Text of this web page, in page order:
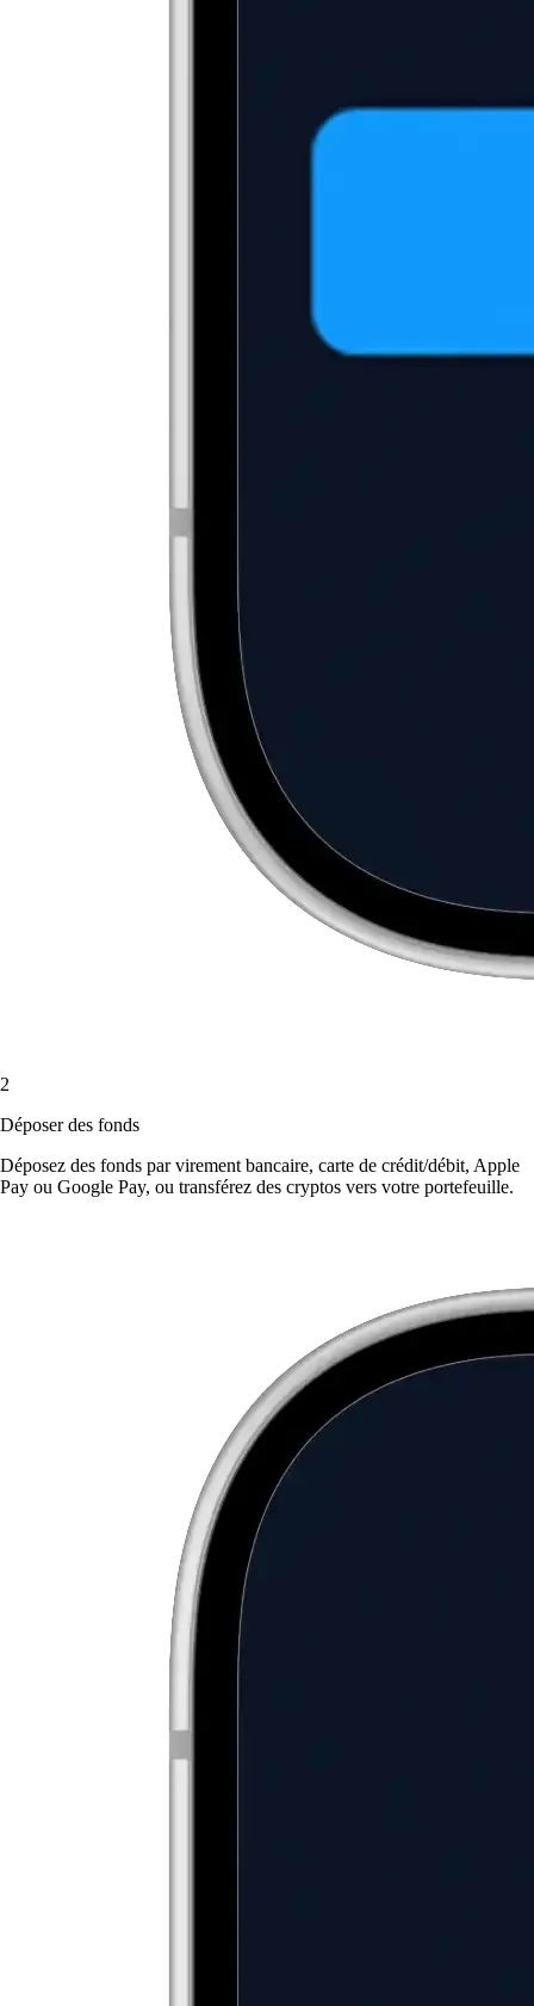
2
Déposer des fonds
Déposez des fonds par virement bancaire, carte de crédit/débit, Apple
Pay ou Google Pay, ou transférez des cryptos vers votre portefeuille.